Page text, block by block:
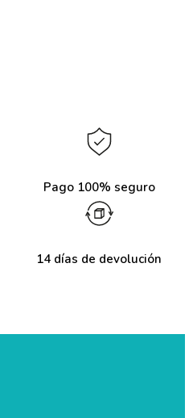
Pago 100% seguro
14 días de devolución